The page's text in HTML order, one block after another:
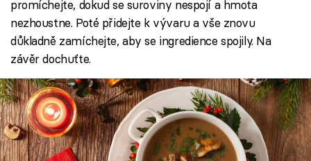
promíchejte, dokud se suroviny nespojí a hmota
nezhoustne. Poté přidejte k vývaru a vše znovu
důkladně zamíchejte, aby se ingredience spojily. Na
závěr dochuťte.